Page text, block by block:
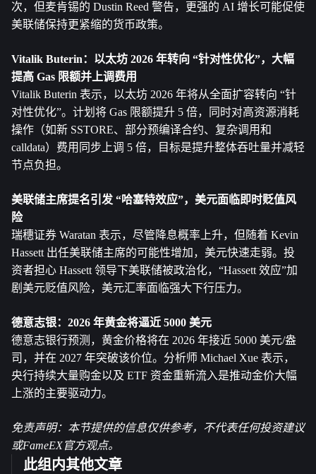
次，但麦肯锡的 Dustin Reed 警告，更强的 AI 增长可能促使
美联储保持更紧缩的货币政策。
Vitalik Buterin： 以太坊 2026 年转向 “针对性优化”，大幅
提高 Gas 限额并上调费用
Vitalik Buterin 表示，以太坊 2026 年将从全面扩容转向 “针
对性优化”。计划将 Gas 限额提升 5 倍，同时对高资源消耗
操作（如新 SSTORE、部分预编译合约、复杂调用和
calldata）费用同步上调 5 倍，目标是提升整体吞吐量并减轻
节点负担。
美联储主席提名引发 “哈塞特效应”，美元面临即时贬值风
险
瑞穗证券 Waratan 表示，尽管降息概率上升，但随着 Kevin
Hassett 出任美联储主席的可能性增加，美元快速走弱。投
资者担心 Hassett 领导下美联储被政治化，“Hassett 效应”加
剧美元贬值风险，美元汇率面临强大下行压力。
德意志银：2026 年黄金将逼近 5000 美元
德意志银行预测，黄金价格将在 2026 年接近 5000 美元/盎
司，并在 2027 年突破该价位。分析师 Michael Xue 表示，
央行持续大量购金以及 ETF 资金重新流入是推动金价大幅
上涨的主要驱动力。
免责声明：本节提供的信息仅供参考，不代表任何投资建议
或FameEX官方观点。
此组内其他文章